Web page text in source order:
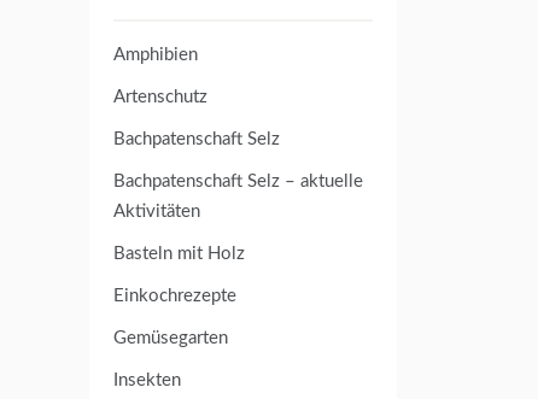
Amphibien
Artenschutz
Bachpatenschaft Selz
Bachpatenschaft Selz – aktuelle
Aktivitäten
Basteln mit Holz
Einkochrezepte
Gemüsegarten
Insekten